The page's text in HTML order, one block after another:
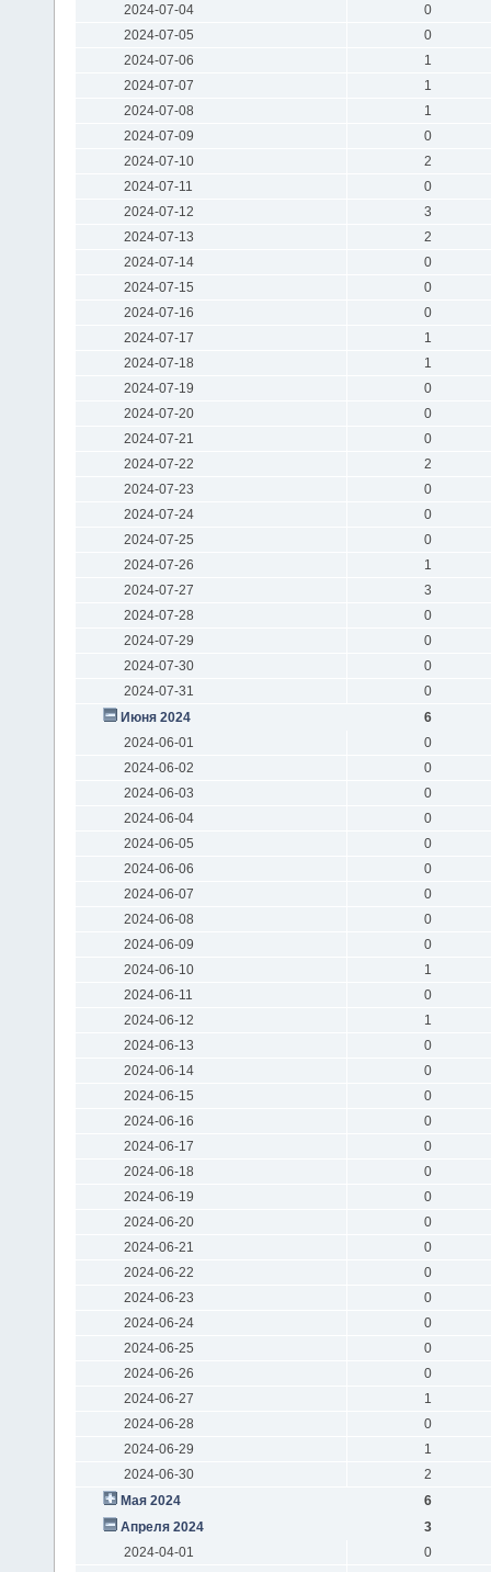
2024-07-04
0
2024-07-05
0
2024-07-06
1
2024-07-07
1
2024-07-08
1
2024-07-09
0
2024-07-10
2
2024-07-11
0
2024-07-12
3
2024-07-13
2
2024-07-14
0
2024-07-15
0
2024-07-16
0
2024-07-17
1
2024-07-18
1
2024-07-19
0
2024-07-20
0
2024-07-21
0
2024-07-22
2
2024-07-23
0
2024-07-24
0
2024-07-25
0
2024-07-26
1
2024-07-27
3
2024-07-28
0
2024-07-29
0
2024-07-30
0
2024-07-31
0
Июня 2024
6
2024-06-01
0
2024-06-02
0
2024-06-03
0
2024-06-04
0
2024-06-05
0
2024-06-06
0
2024-06-07
0
2024-06-08
0
2024-06-09
0
2024-06-10
1
2024-06-11
0
2024-06-12
1
2024-06-13
0
2024-06-14
0
2024-06-15
0
2024-06-16
0
2024-06-17
0
2024-06-18
0
2024-06-19
0
2024-06-20
0
2024-06-21
0
2024-06-22
0
2024-06-23
0
2024-06-24
0
2024-06-25
0
2024-06-26
0
2024-06-27
1
2024-06-28
0
2024-06-29
1
2024-06-30
2
Мая 2024
6
Апреля 2024
3
2024-04-01
0